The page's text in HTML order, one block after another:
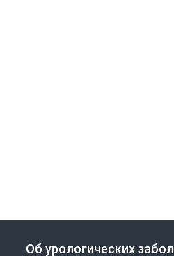
Об урологических